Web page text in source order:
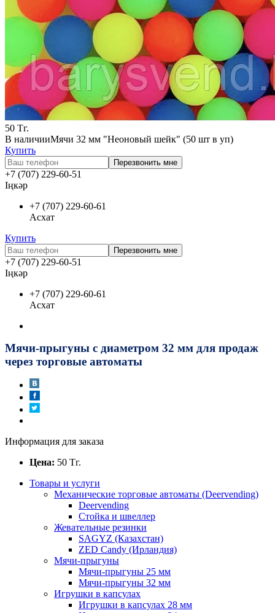
50 Тг.
В наличииМячи 32 мм "Неоновый шейк" (50 шт в уп)
Купить
Перезвонить мне
+7 (707) 229-60-51
Іңкәр
+7 (707) 229-60-61
Асхат
Купить
Перезвонить мне
+7 (707) 229-60-51
Іңкәр
+7 (707) 229-60-61
Асхат
Мячи-прыгуны с диаметром 32 мм для продаж
через торговые автоматы
Информация для заказа
Цена: 50 Тг.
Товары и услуги
Механические торговые автоматы (Deervending)
Deervending
Стойка и швеллер
Жевательные резинки
SAGYZ (Казахстан)
ZED Candy (Ирландия)
Мячи-прыгуны
Мячи-прыгуны 25 мм
Мячи-прыгуны 32 мм
Игрушки в капсулах
Игрушки в капсулах 28 мм